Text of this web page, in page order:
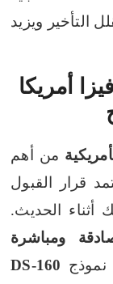
التأخير ويزيد
أمريكا
من أهم
قرار القبول
الحديث.
ومباشرة
نموذج DS-160